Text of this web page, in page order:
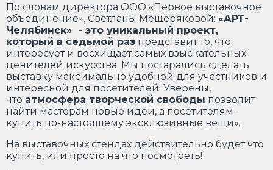
По словам директора ООО «Первое выставочное
объединение», Светланы Мещеряковой: «АРТ-
Челябинск» - это уникальный проект,
который в седьмой раз представит то, что
интересует и восхищает самых взыскательных
ценителей искусства. Мы постарались сделать
выставку максимально удобной для участников и
интересной для посетителей. Уверены,
что атмосфера творческой свободы позволит
найти мастерам новые идеи, а посетителям -
купить по-настоящему эксклюзивные вещи».
На выставочных стендах действительно будет что
купить, или просто на что посмотреть!